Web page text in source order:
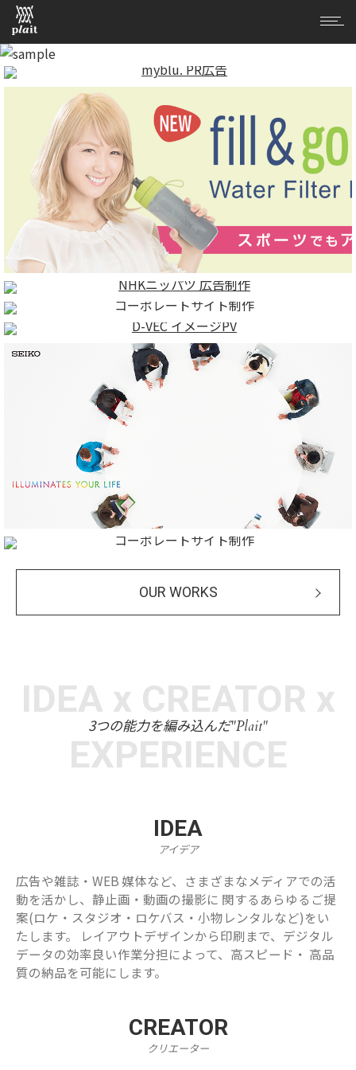
OUR WORKS
IDEA x CREATOR x
EXPERIENCE
3つの能力を編み込んだ"Plait"
IDEA
アイデア
広告や雑誌・WEB 媒体など、さまざまなメディアでの活
動を活かし、静止画・動画の撮影に 関するあらゆるご提
案(ロケ・スタジオ・ロケバス・小物レンタルなど)をい
たします。 レイアウトデザインから印刷まで、デジタル
データの効率良い作業分担によって、高スピード・ 高品
質の納品を可能にします。
CREATOR
クリエーター